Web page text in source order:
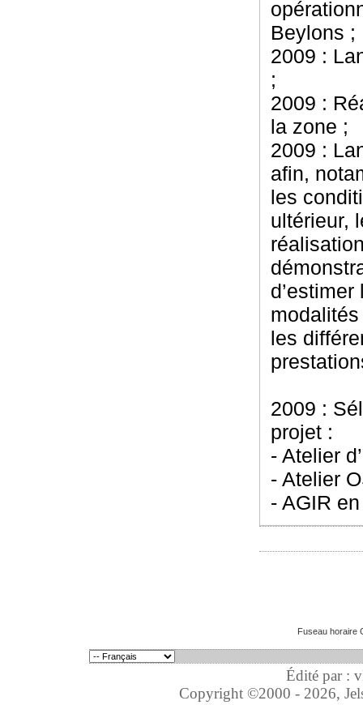
Beylons ;
2009 :
;
2009 :
la zone ;
2009 :
afin,
les
ultérieur,
les
2009 :
projet :
- Atelier
- Atelier
- AGIR
Fuseau horaire
Édité par :
Copyright ©2000 - 2026,